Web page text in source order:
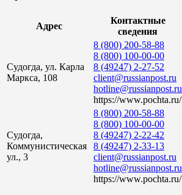
Адрес
Контактные
сведения
Судогда, ул. Карла
Маркса, 108
8 (800) 200-58-88
8 (800) 100-00-00
8 (49247) 2-27-52
client@russianpost.ru
hotline@russianpost.ru
https://www.pochta.ru/
Судогда,
Коммунистическая
ул., 3
8 (800) 200-58-88
8 (800) 100-00-00
8 (49247) 2-22-42
8 (49247) 2-33-13
client@russianpost.ru
hotline@russianpost.ru
https://www.pochta.ru/